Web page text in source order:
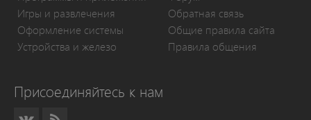
Игры и развлечения
Оформление системы
Устройства и железо
Обратная связь
Общие правила сайта
Правила общения
Присоединяйтесь к нам